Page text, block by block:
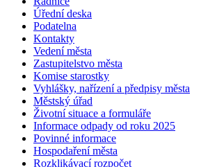
Úřední deska
Podatelna
Kontakty
Vedení města
Zastupitelstvo města
Komise starostky
Vyhlášky, nařízení a předpisy města
Městský úřad
Životní situace a formuláře
Informace odpady od roku 2025
Povinné informace
Hospodaření města
Rozklikávací rozpočet